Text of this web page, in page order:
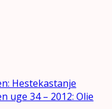
Hestekastanje
uge 34 – 2012: Olie